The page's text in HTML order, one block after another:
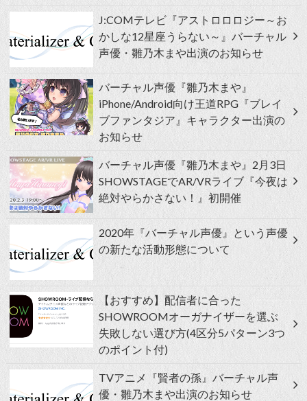
J:COMテレビ『アストロロロジー～お
かしな12星座うらない～』バーチャル
声優・雛乃木まや出演のお知らせ
バーチャル声優『雛乃木まや』
iPhone/Android向け王道RPG『ブレイ
ブファンタジア』キャラクター出演の
お知らせ
バーチャル声優『雛乃木まや』2月3日
SHOWSTAGEでAR/VRライブ『今夜は
絶対やらかさない！』初開催
2020年『バーチャル声優』という声優
の新たな活動形態について
【おすすめ】配信者に合った
SHOWROOMオーガナイザーを選ぶ
失敗しない選び方(4区分5パターン3つ
のポイント付)
TVアニメ『賢者の孫』バーチャル声
優・雛乃木まや出演のお知らせ